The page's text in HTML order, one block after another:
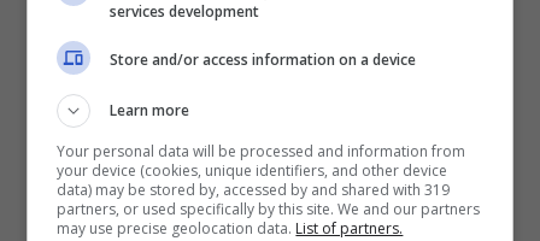
be her best and coming up short based on the twisted
societal views of beauty and health and the “typical”
version of postpartum.⁣ ⁣ But a body like mine IS a
services development
Store and/or access information on a device
Learn more
Your personal data will be processed and information from
your device (cookies, unique identifiers, and other device
data) may be stored by, accessed by and shared with 319
partners, or used specifically by this site. We and our partners
may use precise geolocation data. List of partners.